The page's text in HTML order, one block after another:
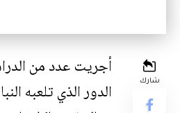
شارك
أجريت عدد من
الدور الذي تلعبه